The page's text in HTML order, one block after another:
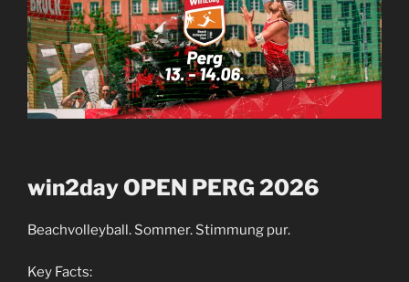
win2day OPEN PERG 2026
Beachvolleyball. Sommer. Stimmung pur.
Key Facts: